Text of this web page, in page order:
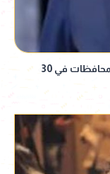
أحمد موسى: الشعب المصري نزل من كل المحافظات في 30